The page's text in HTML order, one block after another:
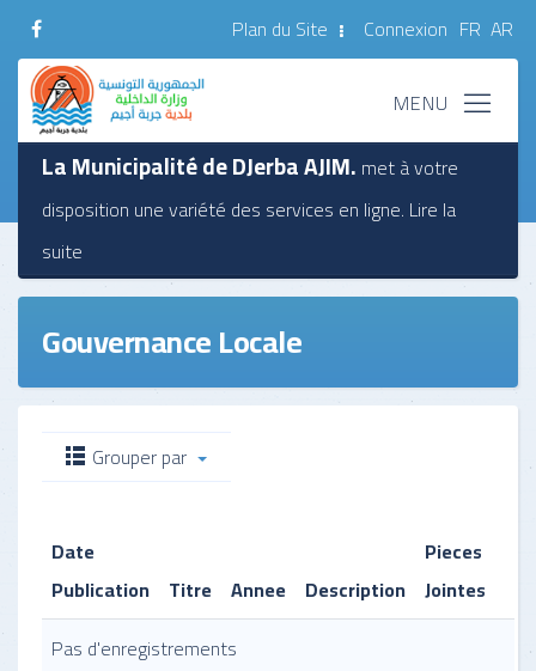
FR AR
Plan du Site Connexion
La Municipalité de DJerba AJIM. met à votre
disposition une variété des services en ligne. Lire la
suite
Gouvernance Locale
Grouper par
Date
Publication Titre Annee Description
Pieces
Jointes
Pas d'enregistrements